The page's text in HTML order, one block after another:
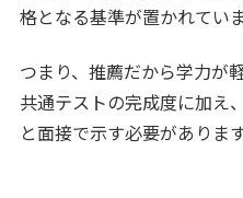
格となる基準が置かれていま
つまり、推薦だから学力が
共通テストの完成度に加え
と面接で示す必要があります